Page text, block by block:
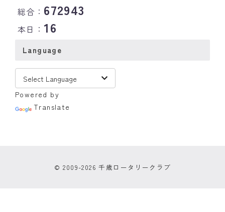
総合： 672943
本日：16
Language
Powered by
Translate
© 2009-2026 千歳ロータリークラブ